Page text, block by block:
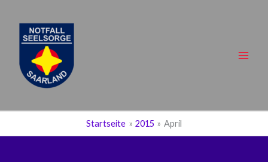
springen
Startseite 2015 April